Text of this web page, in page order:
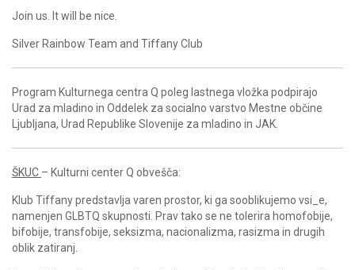
Join us. It will be nice.
Silver Rainbow Team and Tiffany Club
Program Kulturnega centra Q poleg lastnega vložka podpirajo
Urad za mladino in Oddelek za socialno varstvo Mestne občine
Ljubljana, Urad Republike Slovenije za mladino in JAK.
ŠKUC – Kulturni center Q obvešča:
Klub Tiffany predstavlja varen prostor, ki ga sooblikujemo vsi_e,
namenjen GLBTQ skupnosti. Prav tako se ne tolerira homofobije,
bifobije, transfobije, seksizma, nacionalizma, rasizma in drugih
oblik zatiranj.